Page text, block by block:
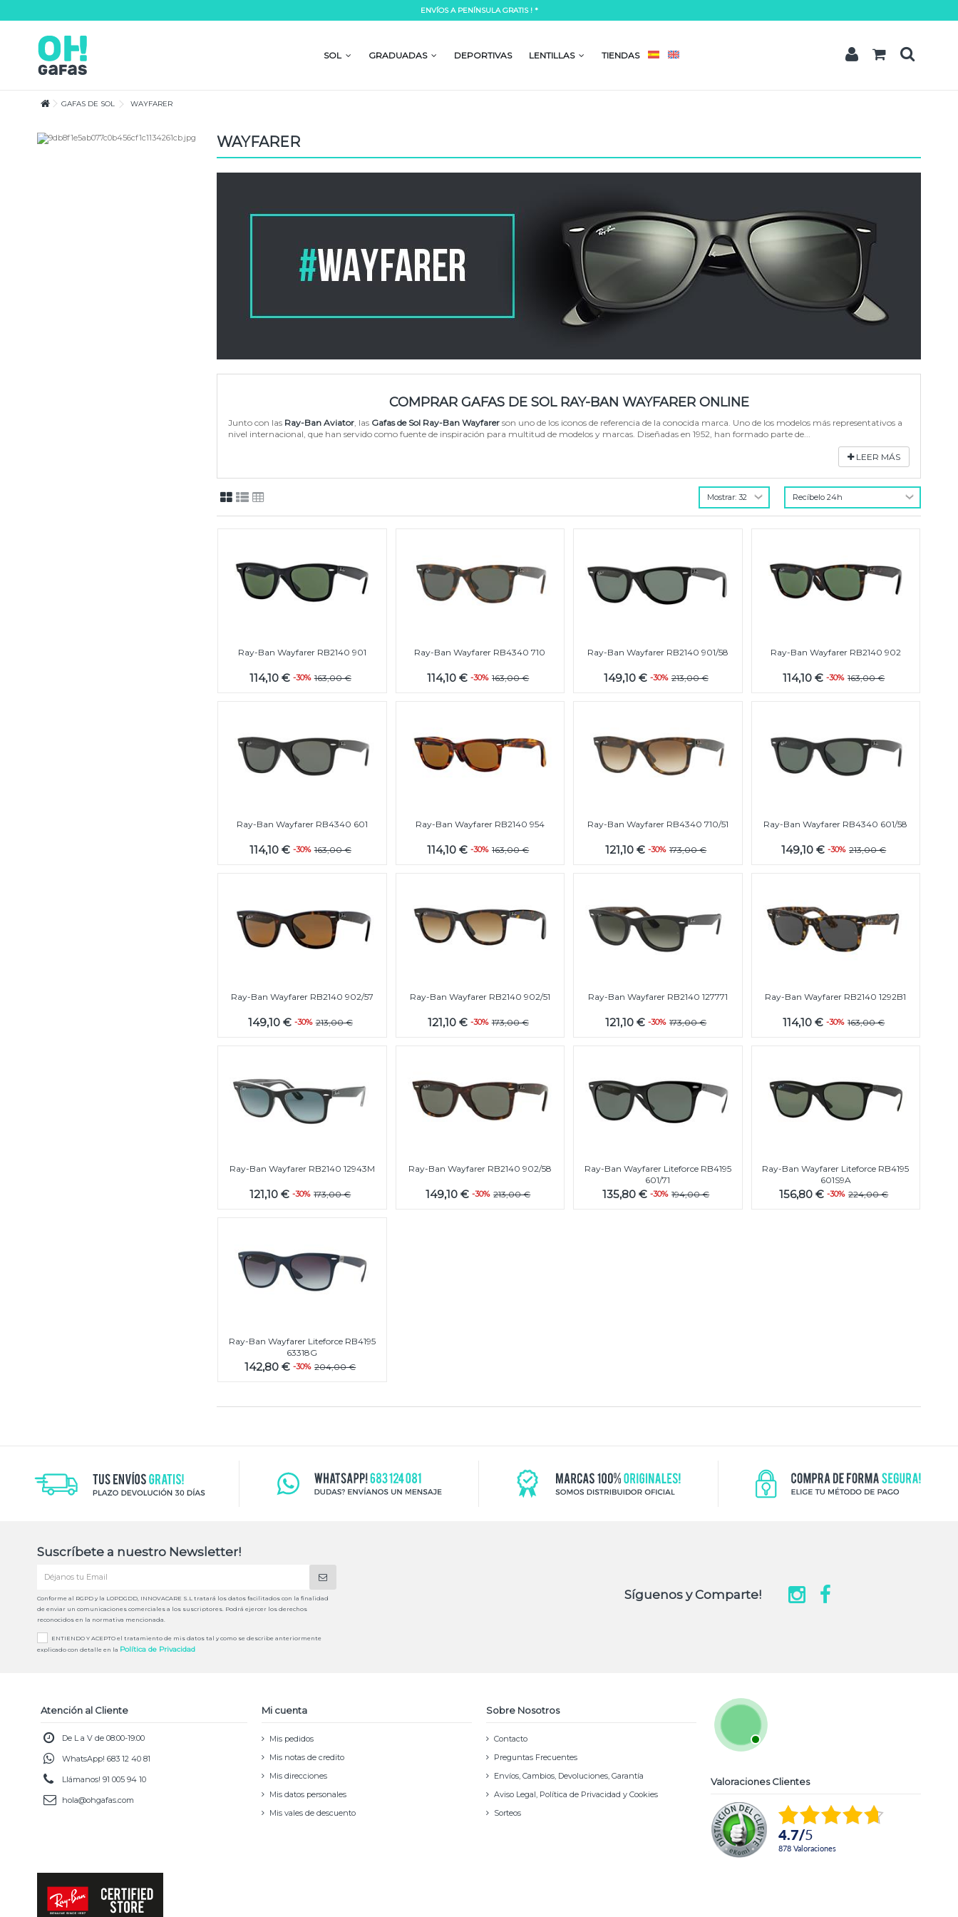
Lorem ipsum dolor sit amet, consectetur adipisicing elit, sed do eiusmod tempor incididunt ut labore et dolore
magna aliqua. Ut enim ad minim veniam, quis nostrud exercitation ullamco laboris nisi ut aliquip ex ea commodo
consequat.
Lorem ipsum dolor sit amet
magna aliqua. Ut enim ad minim veniam, quis nostrud exercitation ullamco laboris nisi ut aliquip ex ea commodo
ENVÍOS A PENÍNSULA GRATIS ! *
SOL GRADUADAS DEPORTIVAS LENTILLAS TIENDAS
GAFAS DE SOL WAYFARER
WAYFARER
COMPRAR GAFAS DE SOL RAY-BAN WAYFARER ONLINE
Junto con las Ray-Ban Aviator, las Gafas de Sol Ray-Ban Wayfarer son uno de los iconos de referencia de la conocida marca. Uno de los modelos más representativos a
nivel internacional, que han servido como fuente de inspiración para multitud de modelos y marcas. Diseñadas en 1952, han formado parte de...
LEER MÁS
Ray-Ban Wayfarer RB2140 901
114,10 € -30% 163,00 €
Ray-Ban Wayfarer RB4340 710
114,10 €-30% 163,00 €
Ray-Ban Wayfarer RB2140 901/58
149,10 € -30% 213,00 €
Ray-Ban Wayfarer RB2140 902
114,10 €-30% 163,00 €
Ray-Ban Wayfarer RB4340 601
114,10 € -30% 163,00 €
Ray-Ban Wayfarer RB2140 954
114,10 €-30% 163,00 €
Ray-Ban Wayfarer RB4340 710/51
121,10 €-30% 173,00 €
Ray-Ban Wayfarer RB4340 601/58
149,10 €-30% 213,00 €
Ray-Ban Wayfarer RB2140 902/57
149,10 € -30% 213,00 €
Ray-Ban Wayfarer RB2140 902/51
121,10 € -30% 173,00 €
Ray-Ban Wayfarer RB2140 127771
121,10 €-30% 173,00 €
Ray-Ban Wayfarer RB2140 1292B1
114,10 €-30% 163,00 €
Ray-Ban Wayfarer RB2140 12943M
121,10 €-30% 173,00 €
Ray-Ban Wayfarer RB2140 902/58
149,10 €-30% 213,00 €
Ray-Ban Wayfarer Liteforce RB4195
601/71
135,80 €-30% 194,00 €
Ray-Ban Wayfarer Liteforce RB4195
601S9A
156,80 €-30% 224,00 €
Ray-Ban Wayfarer Liteforce RB4195
63318G
142,80 €-30% 204,00 €
Suscríbete a nuestro Newsletter!
Conforme al RGPD y la LOPDGDD, INNOVACARE S.L tratará los datos facilitados con la finalidad
de enviar un comunicaciones comerciales a los suscriptores. Podrá ejercer los derechos
reconocidos en la normativa mencionada.
ENTIENDO Y ACEPTO el tratamiento de mis datos tal y como se describe anteriormente
explicado con detalle en la Política de Privacidad
Síguenos y Comparte!
Atención al Cliente
De L a V de 08:00-19:00
WhatsApp! 683 12 40 81
Llámanos! 91 005 94 10
hola@ohgafas.com
Mi cuenta
Mis pedidos
Mis notas de credito
Mis direcciones
Mis datos personales
Mis vales de descuento
Sobre Nosotros
Contacto
Preguntas Frecuentes
Envíos, Cambios, Devoluciones, Garantía
Aviso Legal, Política de Privacidad y Cookies
Sorteos
Valoraciones Clientes
4.7/5
878 Valoraciones